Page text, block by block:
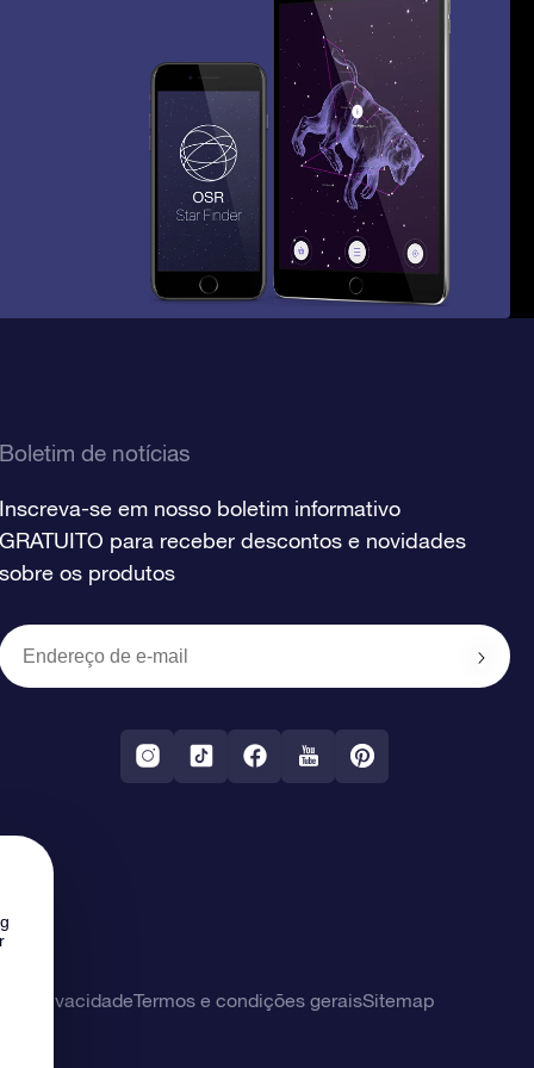
Boletim de notícias
Inscreva-se em nosso boletim informativo
GRATUITO para receber descontos e novidades
sobre os produtos
de privacidadeTermos e condições geraisSitemap